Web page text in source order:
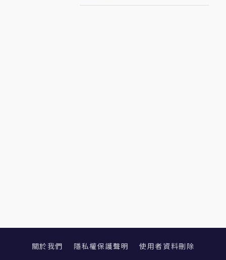
關於我們 隱私權保護聲明 使用者資料刪除